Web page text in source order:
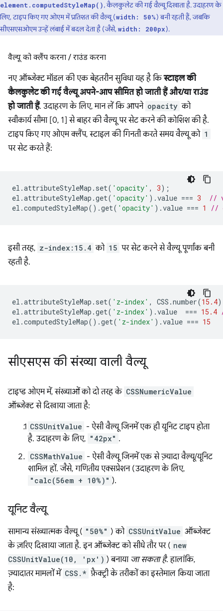
element.computedStyleMap(), कैलकुलेट की गई वैल्यू दिखाता है. उदाहरण के
लिए, टाइप किए गए ओएम में प्रतिशत की वैल्यू (width: 50%) बनी रहती हैं, जबकि
सीएसएसओएम उन्हें लंबाई में बदल देता है (जैसे, width: 200px).
वैल्यू को क्लैंप करना / राउंड करना
नए ऑब्जेक्ट मॉडल की एक बेहतरीन सुविधा यह है किस्टाइल की
कैलकुलेट की गई वैल्यू अपने-आप सीमित हो जाती हैं और/या राउंड
हो जाती हैं. उदाहरण के लिए, मान लें कि आपने opacity को
स्वीकार्य सीमा [0, 1] से बाहर की वैल्यू पर सेट करने की कोशिश की है.
टाइप किए गए ओएम क्लैंप, स्टाइल की गिनती करते समय वैल्यू को 1
पर सेट करते हैं:
el .attributeStyleMap . set( 'opacity' , 3);
el .attributeStyleMap .get( 'opacity' ).value === 3
//
el .computedStyleMap().get( 'opacity' ).value === 1 //
इसी तरह, z-index:15.4 को 15 पर सेट करने से वैल्यू पूर्णांक बनी
रहती है.
el .attributeStyleMap . set( 'z-index' , CSS .number(15.4
el .attributeStyleMap .get( 'z-index' ).value === 15.4
el .computedStyleMap().get( 'z-index' ).value === 15
सीएसएस की संख्या वाली वैल्यू
टाइप्ड ओएम में, संख्याओं को दो तरह के CSSNumericValue
ऑब्जेक्ट से दिखाया जाता है:
CSSUnitValue - ऐसी वैल्यू जिनमें एक ही यूनिट टाइप होता
है. उदाहरण के लिए, "42px" .
CSSMathValue - ऐसी वैल्यू जिनमें एक से ज़्यादा वैल्यू/यूनिट
शामिल हों. जैसे, गणितीय एक्सप्रेशन (उदाहरण के लिए,
"calc(56em + 10%)" ).
यूनिट वैल्यू
सामान्य संख्यात्मक वैल्यू ( "50%" ) को CSSUnitValue ऑब्जेक्ट
के ज़रिए दिखाया जाता है. इन ऑब्जेक्ट को सीधे तौर पर ( new
CSSUnitValue(10, 'px') ) बनाया जा सकता है. हालांकि,
ज़्यादातर मामलों में CSS.* फ़ैक्ट्री के तरीकों का इस्तेमाल किया जाता
है: